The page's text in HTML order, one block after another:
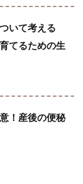
いて考える
てるための生
！産後の便秘